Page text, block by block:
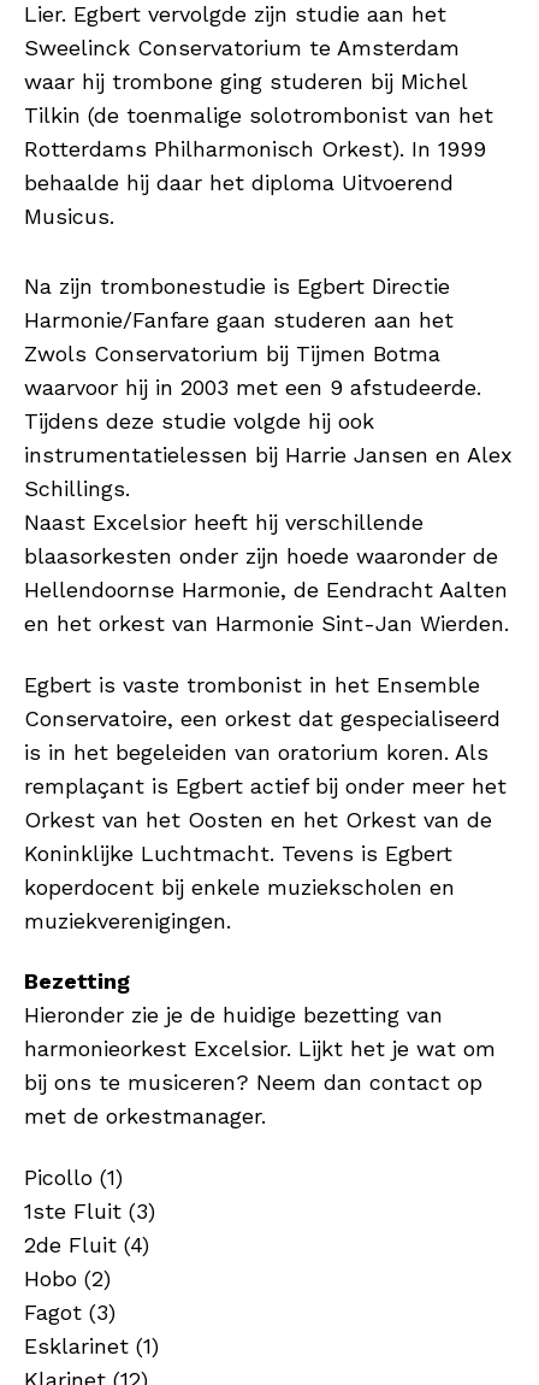
Lier. Egbert vervolgde zijn studie aan het
Sweelinck Conservatorium te Amsterdam
waar hij trombone ging studeren bij Michel
Tilkin (de toenmalige solotrombonist van het
Rotterdams Philharmonisch Orkest). In 1999
behaalde hij daar het diploma Uitvoerend
Musicus.
Na zijn trombonestudie is Egbert Directie
Harmonie/Fanfare gaan studeren aan het
Zwols Conservatorium bij Tijmen Botma
waarvoor hij in 2003 met een 9 afstudeerde.
Tijdens deze studie volgde hij ook
instrumentatielessen bij Harrie Jansen en Alex
Schillings.
Naast Excelsior heeft hij verschillende
blaasorkesten onder zijn hoede waaronder de
Hellendoornse Harmonie, de Eendracht Aalten
en het orkest van Harmonie Sint-Jan Wierden.
Egbert is vaste trombonist in het Ensemble
Conservatoire, een orkest dat gespecialiseerd
is in het begeleiden van oratorium koren. Als
remplaçant is Egbert actief bij onder meer het
Orkest van het Oosten en het Orkest van de
Koninklijke Luchtmacht. Tevens is Egbert
koperdocent bij enkele muziekscholen en
muziekverenigingen.
Bezetting
Hieronder zie je de huidige bezetting van
harmonieorkest Excelsior. Lijkt het je wat om
bij ons te musiceren? Neem dan contact op
met de orkestmanager.
Picollo (1)
1ste Fluit (3)
2de Fluit (4)
Hobo (2)
Fagot (3)
Esklarinet (1)
Klarinet (12)